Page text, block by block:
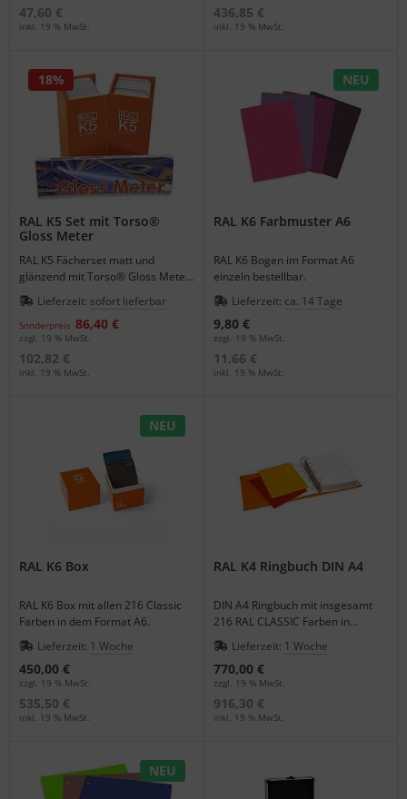
47,60 €
inkl. 19 % MwSt.
436,85 €
inkl. 19 % MwSt.
RAL K5 Set mit Torso®
Gloss Meter
RAL K5 Fächerset matt und
glänzend mit Torso® Gloss Meter
als Bundle zum Angebotspreis.
Lieferzeit: sofort lieferbar
Sonderpreis 86,40 €
18%
zzgl. 19 % MwSt.
102,82 €
inkl. 19 % MwSt.
NEU
RAL K6 Farbmuster A6
RAL K6 Bogen im Format A6
einzeln bestellbar.
Lieferzeit: ca. 14 Tage
9,80 €
zzgl. 19 % MwSt.
11,66 €
inkl. 19 % MwSt.
NEU
RAL K6 Box
RAL K6 Box mit allen 216 Classic
Farben in dem Format A6.
Lieferzeit: 1 Woche
450,00 €
zzgl. 19 % MwSt.
535,50 €
inkl. 19 % MwSt.
RAL K4 Ringbuch DIN A4
DIN A4 Ringbuch mit insgesamt
216 RAL CLASSIC Farben in
vollflächiger Farbdarstellung,
halbmatt. Bitte unbedingt
beachten: Der Ringordner ist
seitens des Herstellers nicht
vollständig. Die fehlenden Karten
werden bei Lieferung vom
Lieferzeit: 1 Woche
770,00 €
zzgl. 19 % MwSt.
916,30 €
inkl. 19 % MwSt.
NEU